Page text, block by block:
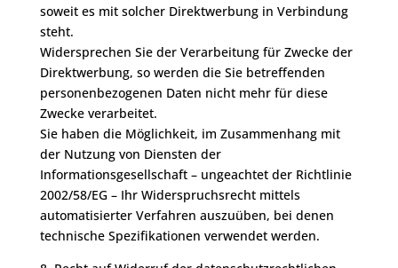
soweit es mit solcher Direktwerbung in Verbindung
steht.
Widersprechen Sie der Verarbeitung für Zwecke der
Direktwerbung, so werden die Sie betreffenden
personenbezogenen Daten nicht mehr für diese
Zwecke verarbeitet.
Sie haben die Möglichkeit, im Zusammenhang mit
der Nutzung von Diensten der
Informationsgesellschaft – ungeachtet der Richtlinie
2002/58/EG – Ihr Widerspruchsrecht mittels
automatisierter Verfahren auszuüben, bei denen
technische Spezifikationen verwendet werden.